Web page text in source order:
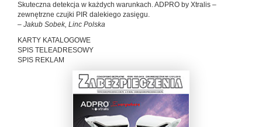
Skuteczna detekcja w każdych warunkach. ADPRO by Xtralis –
zewnętrzne czujki PIR dalekiego zasięgu.
– Jakub Sobek, Linc Polska
KARTY KATALOGOWE
SPIS TELEADRESOWY
SPIS REKLAM